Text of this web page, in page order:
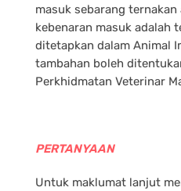
masuk sebarang
kebenaran masuk adalah
ditetapkan dalam Animal
tambahan boleh
Perkhidmatan Veterinar
PERTANYAAN
Untuk maklumat lanjut